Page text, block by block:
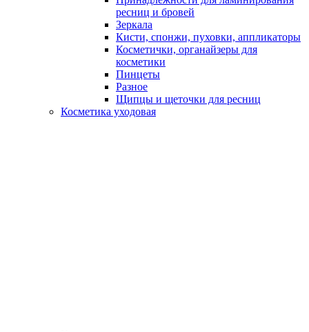
ресниц и бровей
Зеркала
Кисти, спонжи, пуховки, аппликаторы
Косметички, органайзеры для
косметики
Пинцеты
Разное
Щипцы и щеточки для ресниц
Косметика уходовая